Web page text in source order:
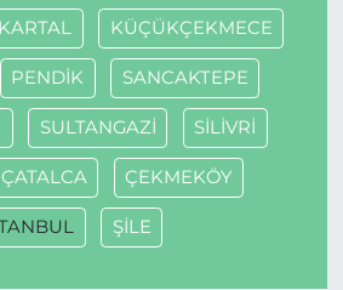
KARTAL KÜÇÜKÇEKMECE
PENDİK SANCAKTEPE
SULTANGAZİ SİLİVRİ
ÇATALCA ÇEKMEKÖY
ŞİLE